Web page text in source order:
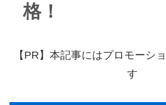
格！
【PR】本記事にはプロモーシ
す